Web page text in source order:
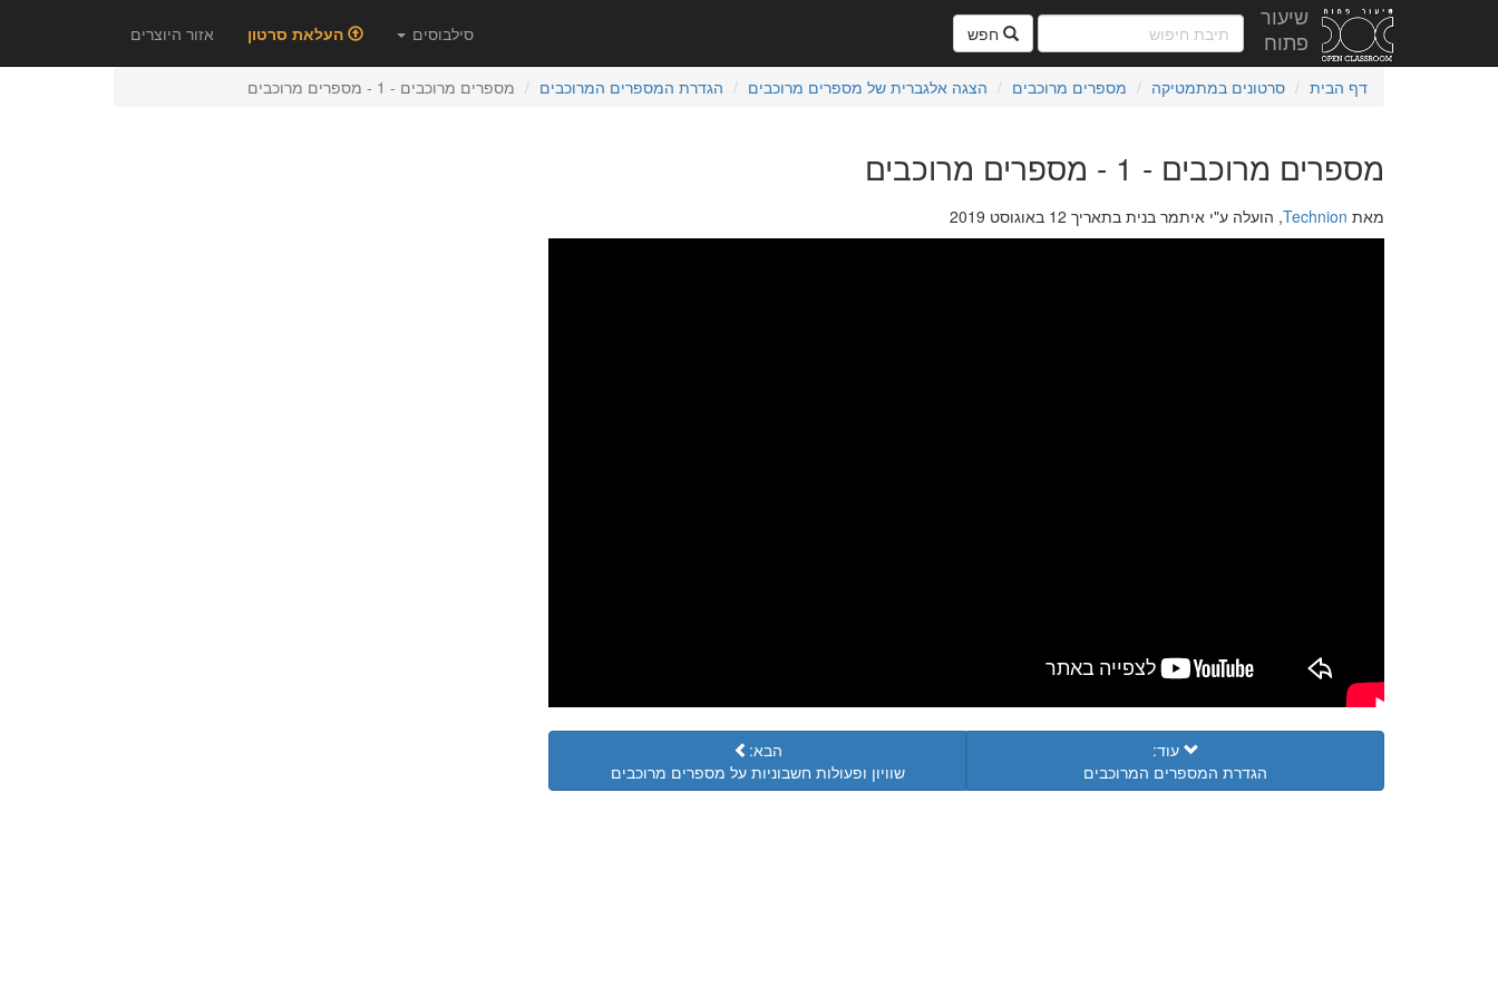
שיעור
פתוח
חפש סילבוסים העלאת סרטון אזור היוצרים
דף הבית סרטונים במתמטיקה מספרים מרוכבים הצגה אלגברית של מספרים מרוכבים הגדרת המספרים המרוכבים מספרים מרוכבים - 1 - מספרים מרוכבים
מספרים מרוכבים - 1 - מספרים מרוכבים
מאת Technion, הועלה ע"י איתמר בנית בתאריך 12 באוגוסט 2019
עוד:
הגדרת המספרים המרוכבים
הבא:
שוויון ופעולות חשבוניות על מספרים מרוכבים